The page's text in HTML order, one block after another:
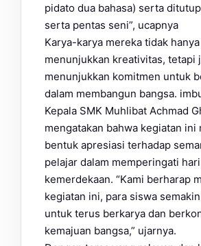
pidato dua bahasa) serta
serta pentas seni”, ucapnya
Karya-karya mereka tidak hanya
menunjukkan kreativitas, tetapi
menunjukkan komitmen untuk
dalam membangun bangsa.
Kepala SMK Muhlibat Achmad
mengatakan bahwa kegiatan ini
bentuk apresiasi terhadap
pelajar dalam memperingati hari
kemerdekaan. “Kami berharap
kegiatan ini, para siswa
untuk terus berkarya dan
kemajuan bangsa,” ujarnya.